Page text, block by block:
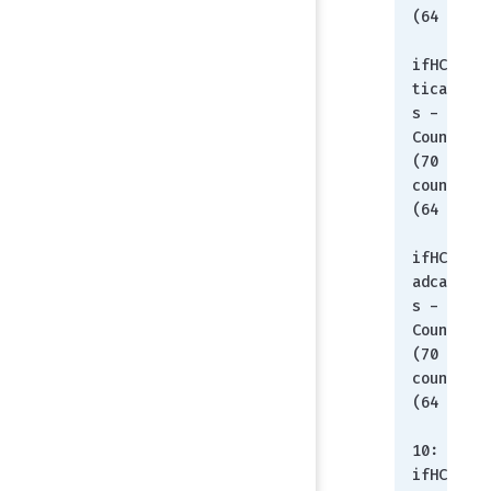
(64 bit))
ifHCInMul
ticastPkt
s -
Counter64
(70 -
counter
(64 bit))
ifHCInBro
adcastPkt
s -
Counter64
(70 -
counter
(64 bit))
10:
ifHCOutOc